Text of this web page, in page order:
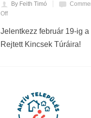
By Feith Timó
Off
Jelentkezz február 19-ig a
Rejtett Kincsek Túráira!